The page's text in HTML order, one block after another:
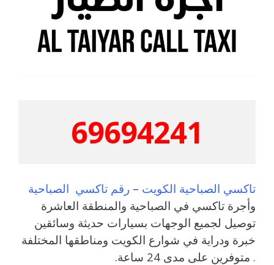
69694241
تاكسي الصباحية الكويت – رقم تاكسي الصباحية
وأجرة تاكسي في الصباحية والمنطقة العاشرة
توصيل لجميع الوجهات بسيارات حديثة وسائقين
خبرة ودراية في شوارع الكويت ومناطقها المختلفة
. متوفرين على مدى 24 ساعة.